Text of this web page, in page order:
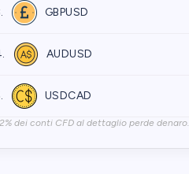
GBPUSD
AUDUSD
USDCAD
dei conti CFD al dettaglio perde denaro.